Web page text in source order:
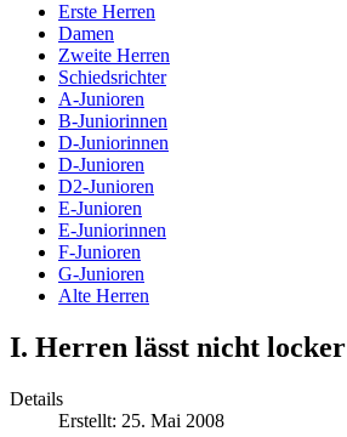
Erste Herren
Damen
Zweite Herren
Schiedsrichter
A-Junioren
B-Juniorinnen
D-Juniorinnen
D-Junioren
D2-Junioren
E-Junioren
E-Juniorinnen
F-Junioren
G-Junioren
Alte Herren
I. Herren lässt nicht locker
Details
Erstellt: 25. Mai 2008